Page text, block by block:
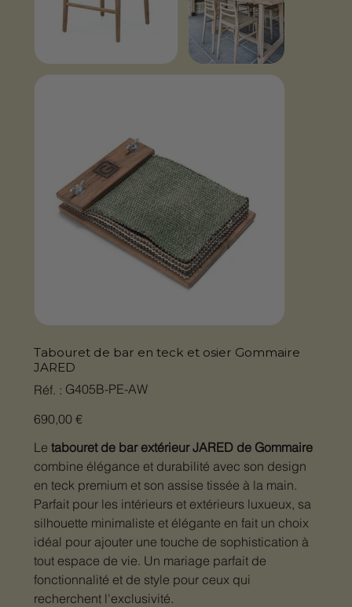
Tabouret de bar en teck et osier Gommaire
JARED
Réf. :
SKU
G405B-
G405B-PE-AW
Prix
690,00 €
Le tabouret de bar extérieur JARED de Gommaire
combine élégance et durabilité avec son design
en teck premium et son assise tissée à la main.
Parfait pour les intérieurs et extérieurs luxueux, sa
silhouette minimaliste et élégante en fait un choix
idéal pour ajouter une touche de sophistication à
tout espace de vie. Un mariage parfait de
fonctionnalité et de style pour ceux qui
recherchent l'exclusivité.